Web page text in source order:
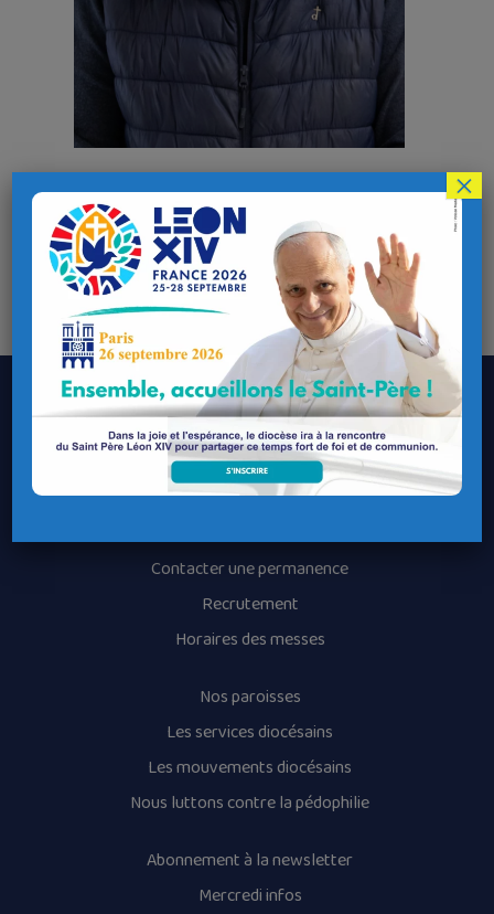
Membre de l’équipe pastorale de la paroisse Saint-
Colomban en Pays de Quimperlé
Aumônier de la conférence Saint Vincent de Paul de
Quimperlé
Le Diocèse de Quimper et Léon
Contacter le Diocèse
Contacter ma Paroisse
Contacter une permanence
Recrutement
Horaires des messes
Nos paroisses
Les services diocésains
Les mouvements diocésains
Nous luttons contre la pédophilie
Abonnement à la newsletter
Mercredi infos
×